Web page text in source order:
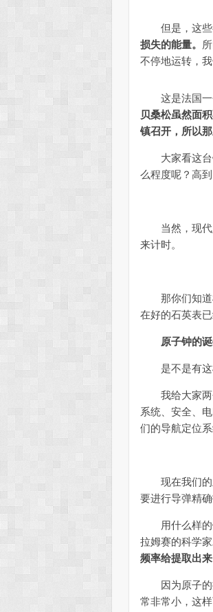
但是，这些
损失的能量。
不停地运转，
这是法国一个
贝桑松虽然面
镇召开，所以
大家看这台
么程度呢？高
当然，现代
来计时。
那你们知道机
在好的石英表
原子钟的
是不是有
我给大家两
系统、安全、
们的导航定位
现在我们的
要进行导弹精
用什么样的
拉姆赛的科学
频率给提取出
因为原子的
常非常小，这